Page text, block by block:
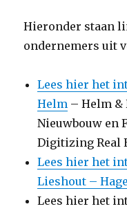
Hieronder staan
ondernemers uit
Lees hier het
Helm – Helm &
Nieuwbouw en
Digitizing Real
Lees hier het
Lieshout –
Lees hier het